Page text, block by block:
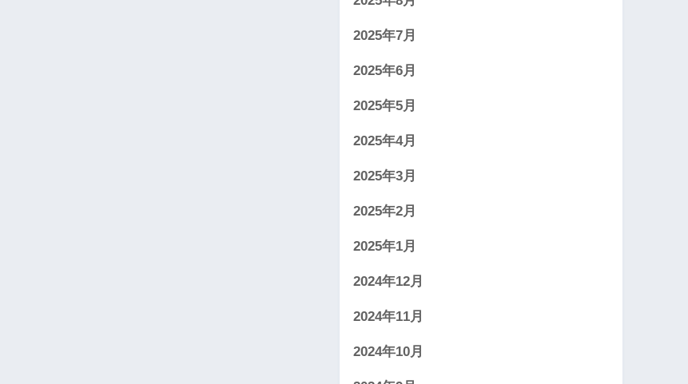
2025年7月
2025年6月
2025年5月
2025年4月
2025年3月
2025年2月
2025年1月
2024年12月
2024年11月
2024年10月